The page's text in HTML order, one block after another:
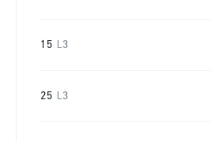
15 L3
25 L3